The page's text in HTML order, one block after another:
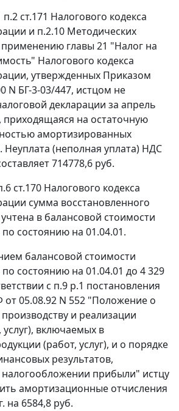
ст.171 Налогового кодекса
и п.2.10 Методических
применению главы 21 "Налог на
Налогового кодекса
утвержденных Приказом
N БГ-3-03/447, истцом не
декларации за апрель
приходящаяся на остаточную
амортизированных
Неуплата (неполная уплата) НДС
714778,6 руб.
ст.170 Налогового кодекса
сумма восстановленного
в балансовой стоимости
состоянию на 01.04.01.
балансовой стоимости
состоянию на 01.04.01 до 4 329
с п.9 р.1 постановления
от 05.08.92 N 552 "Положение о
производству и реализации
включаемых в
(работ, услуг), и о порядке
результатов,
прибыли" истцу
амортизационные отчисления
на 6584,8 руб.